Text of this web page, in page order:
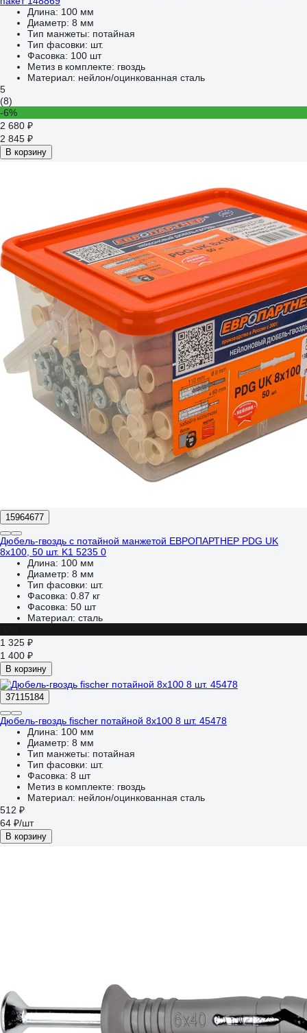
Длина: 100 мм
Диаметр: 8 мм
Тип манжеты: потайная
Тип фасовки: шт.
Фасовка: 100 шт
Метиз в комплекте: гвоздь
Материал: нейлон/оцинкованная сталь
5
(8)
-6%
2 680 ₽
2 845 ₽
В корзину
15964677
Дюбель-гвоздь с потайной манжетой ЕВРОПАРТНЕР PDG UK
8x100, 50 шт. K1 5235 0
Длина: 100 мм
Диаметр: 8 мм
Тип фасовки: шт.
Фасовка: 0.87 кг
Фасовка: 50 шт
Материал: сталь
1 325 ₽
1 400 ₽
В корзину
37115184
Дюбель-гвоздь fischer потайной 8x100 8 шт. 45478
Длина: 100 мм
Диаметр: 8 мм
Тип манжеты: потайная
Тип фасовки: шт.
Фасовка: 8 шт
Метиз в комплекте: гвоздь
Материал: нейлон/оцинкованная сталь
512 ₽
64 ₽/шт
В корзину